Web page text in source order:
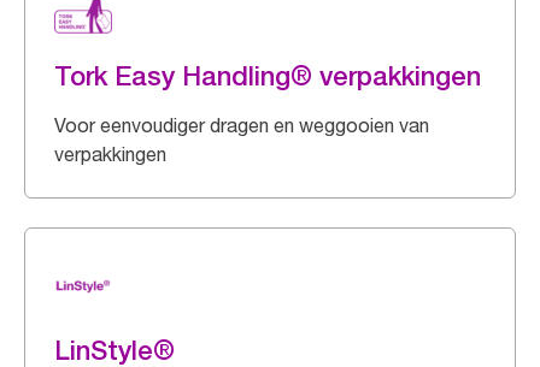
Tork Easy Handling® verpakkingen
Voor eenvoudiger dragen en weggooien van
verpakkingen
LinStyle®